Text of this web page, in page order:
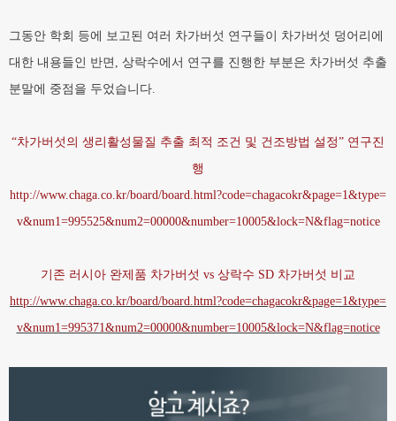
그동안 학회 등에 보고된 여러 차가버섯 연구들이 차가버섯 덩어리에
대한 내용들인 반면, 상락수에서 연구를 진행한 부분은 차가버섯 추출
분말에 중점을 두었습니다.
“차가버섯의 생리활성물질 추출 최적 조건 및 건조방법 설정” 연구진
행
http://www.chaga.co.kr/board/board.html?code=chagacokr&page=1&type=
v&num1=995525&num2=00000&number=10005&lock=N&flag=notice
기존 러시아 완제품 차가버섯 vs 상락수 SD 차가버섯 비교
http://www.chaga.co.kr/board/board.html?code=chagacokr&page=1&type=
v&num1=995371&num2=00000&number=10005&lock=N&flag=notice